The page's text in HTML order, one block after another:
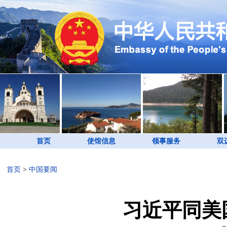
首页 使馆信息 领事服务 双
首页 > 中国要闻
习近平同